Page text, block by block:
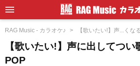
RAG Music - カラオケ♪ 【歌いたい!】声...くな
【歌いたい!】声に出してつ
POP